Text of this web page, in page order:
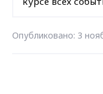
Опубликовано: 3